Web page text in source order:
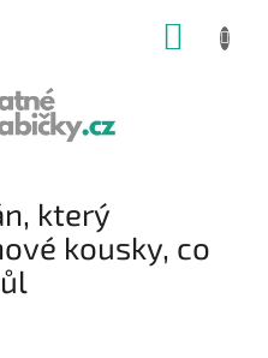
který
kousky, co